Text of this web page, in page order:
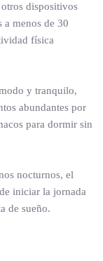
dispositivos
a menos de 30
física
y tranquilo,
abundantes por
para dormir sin
nocturnos, el
iniciar la jornada
de sueño.